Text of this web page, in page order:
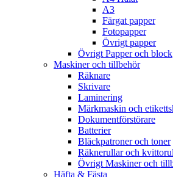
A3
Färgat papper
Fotopapper
Övrigt papper
Övrigt Papper och block
Maskiner och tillbehör
Räknare
Skrivare
Laminering
Märkmaskin och
Dokumentförstörare
Batterier
Bläckpatroner och toner
Räknerullar och
Övrigt Maskiner och
Häfta & Fästa